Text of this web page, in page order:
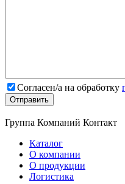
Cогласен/а на обработку
Группа Компаний Контакт
Каталог
О компании
О продукции
Логистика